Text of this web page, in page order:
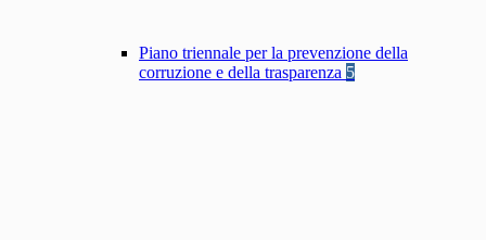
Piano triennale per la prevenzione della
corruzione e della trasparenza 5